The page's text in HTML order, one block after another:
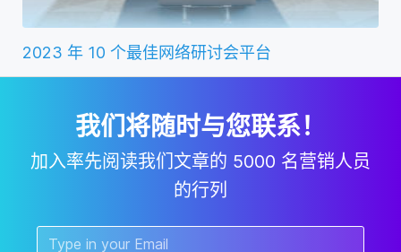
2023 年 10 个最佳网络研讨会平台
我们将随时与您联系！
加入率先阅读我们文章的 5000 名营销人员
的行列